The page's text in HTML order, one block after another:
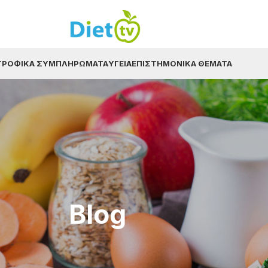
ΣΥΜΠΛΗΡΏΜΑΤΑΥΓΕΊΑΕΠΙΣΤΗΜΟΝΙΚΆ ΘΈΜΑΤΑ
Blog